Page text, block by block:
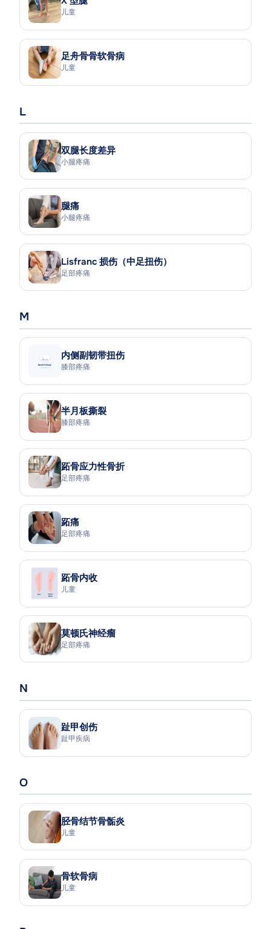
儿童
足舟骨骨软骨病
儿童
L
双腿长度差异
小腿疼痛
腿痛
小腿疼痛
Lisfranc 损伤（中足扭伤）
足部疼痛
M
内侧副韧带扭伤
膝部疼痛
半月板撕裂
膝部疼痛
跖骨应力性骨折
足部疼痛
跖痛
足部疼痛
跖骨内收
儿童
莫顿氏神经瘤
足部疼痛
N
趾甲创伤
趾甲疾病
O
胫骨结节骨骺炎
儿童
骨软骨病
儿童